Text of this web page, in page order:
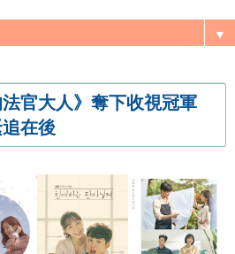
▼
官大人》奪下收視冠軍
追在後